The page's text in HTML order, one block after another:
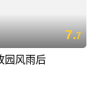
7.7
园风雨后